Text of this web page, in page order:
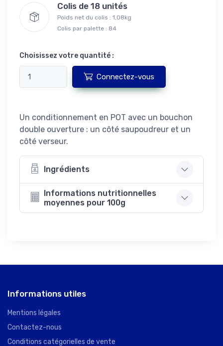
Colis de 18 unités
Poids net du colis : 1,08kg
Colis par palette : 84
Choisissez votre quantité :
Connectez-vous
Un conditionnement en POT avec un bouchon
double ouverture : un côté saupoudreur et un
côté verseur.
Ingrédients
Informations nutritionnelles
moyennes pour 100g
Informations utiles
Mentions légales
Contactez-nous
Conditions catégorielles de vente